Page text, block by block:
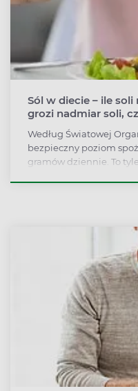
Sól w diecie – ile
grozi nadmiar soli,
Według Światowej
bezpieczny poziom
gramów dziennie. To
Żywienia przeciętna
nawet dwa - trzy razy